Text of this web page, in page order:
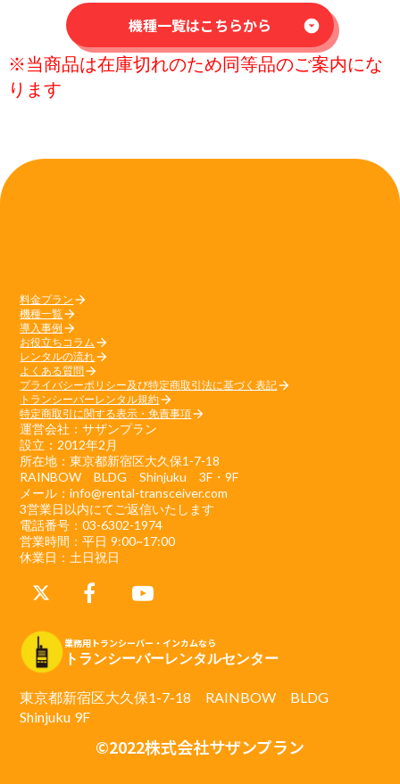
機種一覧はこちらから arrow_drop_down_circle
※当商品は在庫切れのため同等品のご案内にな
ります
料金プラン arrow_forward
機種一覧arrow_forward
導入事例 arrow_forward
お役立ちコラム arrow_forward
レンタルの流れarrow_forward
よくある質問 arrow_forward
プライバシーポリシー及び特定商取引法に基づく表記arrow_forward
トランシーバーレンタル規約arrow_forward
特定商取引に関する表示・免責事項arrow_forward
運営会社：サザンプラン
設立：2012年2月
所在地：東京都新宿区大久保1-7-18
RAINBOW BLDG Shinjuku 3F・9F
メール：info@rental-transceiver.com
3営業日以内にてご返信いたします
電話番号：03-6302-1974
営業時間：平日 9:00~17:00
休業日：土日祝日
業務用トランシーバー・インカムなら
トランシーバーレンタルセンター
東京都新宿区大久保1-7-18 RAINBOW BLDG
Shinjuku 9F
©2022株式会社サザンプラン